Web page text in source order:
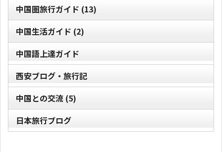
中国圏旅行ガイド (13)
中国生活ガイド (2)
中国語上達ガイド
西安ブログ・旅行記
中国との交流 (5)
日本旅行ブログ